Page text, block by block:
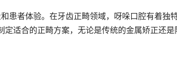
适合的正畸方案，无论是传统的金属矫正还是